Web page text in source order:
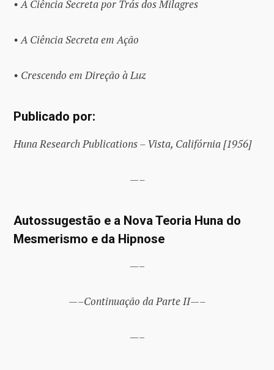
• A Ciência Secreta por Trás dos Milagres
• A Ciência Secreta em Ação
• Crescendo em Direção à Luz
Publicado por:
Huna Research Publications – Vista, Califórnia [1956]
—–
Autossugestão e a Nova Teoria Huna do
Mesmerismo e da Hipnose
—–
—–Continuação da Parte II—–
—–